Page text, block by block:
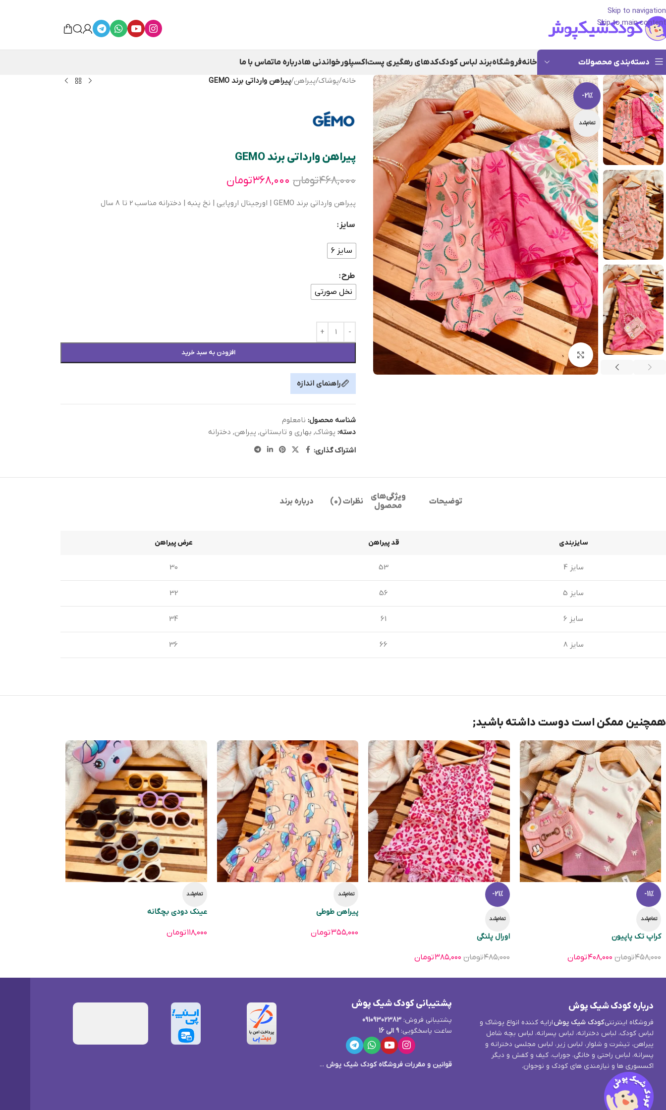
Skip to navigation
Skip to main content
دسته‌بندی محصولات خانهفروشگاهبرند لباس کودککدهای رهگیری پستاکسپلورخواندنی هادرباره ماتماس با ما
-21%
تمام‌شد
بزرگنمایی تصویر
خانه/پوشاک/پیراهن/پیراهن وارداتی برند GEMO
پیراهن وارداتی برند GEMO
۴۶۸,۰۰۰تومان ۳۶۸,۰۰۰تومان
پیراهن وارداتی برند GEMO | اورجینال اروپایی | نخ پنبه | دخترانه مناسب 2 تا 8 سال
سایز
سایز ۶
طرح
نخل صورتی
افزودن به سبد خرید
راهنمای اندازه
شناسه محصول: نامعلوم
دسته: پوشاک, بهاری و تابستانی, پیراهن, دخترانه
اشتراک گذاری:
توضیحات
ویژگی‌های
محصول
نظرات (0) درباره برند
سایزبندی قد پیراهن عرض پیراهن
سایز 4 53
30
سایز 5 56
32
سایز 6 61
34
سایز 8 66
36
همچنین ممکن است دوست داشته باشید;
-11%
تمام‌شد
کراپ تک پاپیون
۴۵۸,۰۰۰تومان ۴۰۸,۰۰۰تومان
-21%
تمام‌شد
اورال پلنگی
۴۸۵,۰۰۰تومان ۳۸۵,۰۰۰تومان
تمام‌شد
پیراهن طوطی
۳۵۵,۰۰۰تومان
تمام‌شد
عینک دودی بچگانه
۱۱۸,۰۰۰تومان
درباره کودک شیک پوش
فروشگاه اینترنتیکودک شیک پوشارایه کننده انواع پوشاک و
لباس کودک، لباس دخترانه، لباس پسرانه، لباس بچه شامل
پیراهن، تیشرت و شلوار، لباس زیر، لباس مجلسی دخترانه و
پسرانه، لباس راحتی و خانگی، جوراب، کیف و کفش و دیگر
اکسسوری ها و نیازمندی های کودک و نوجوان.
پشتیبانی کودک شیک پوش
پشتیبانی فروش:09109302383
ساعت پاسخگویی:9 الی 16
قوانین و مقررات فروشگاه کودک شیک پوش ...